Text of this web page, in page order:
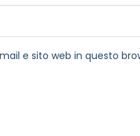
e sito web in questo
DEL CONTATTO*